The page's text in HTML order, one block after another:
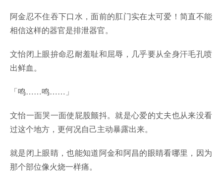
阿金忍不住吞下口水，面前的肛门实在太可爱！简直不能
相信这样的器官是排泄器官。
文怡闭上眼拚命忍耐羞耻和屈辱，几乎要从全身汗毛孔喷
出鲜血。
「鸣……鸣……」
文怡一面哭一面使屁股颤抖。就是心爱的丈夫也从来没看
过这个地方，更何况自己主动暴露出来。
就是闭上眼睛，也能知道阿金和阿昌的眼睛看哪里，因为
那个部位像火烧一样痛。